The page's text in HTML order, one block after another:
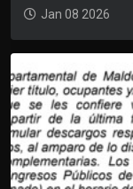
Jan 08 2026